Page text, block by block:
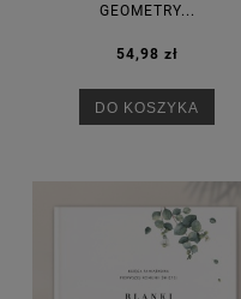
GEOMETRY...
54,98 zł
DO KOSZYKA